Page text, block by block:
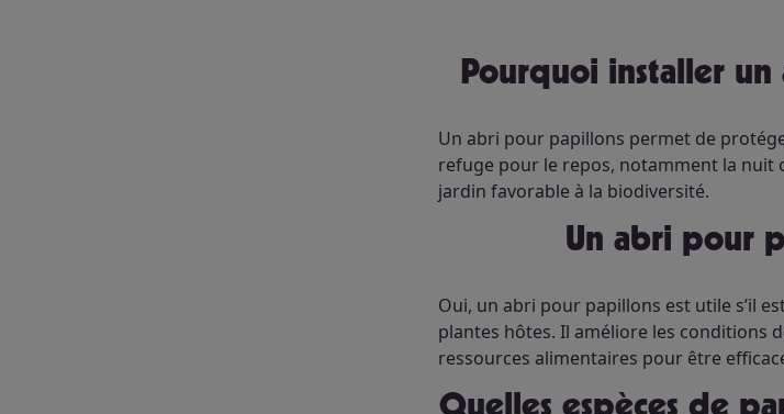
Pourquoi installer
Un abri pour papillons permet de
refuge pour le repos, notamment la nuit
jardin favorable à la biodiversité.
Un abri pour
Oui, un abri pour papillons est utile s’il
plantes hôtes. Il améliore les conditions
ressources alimentaires pour être